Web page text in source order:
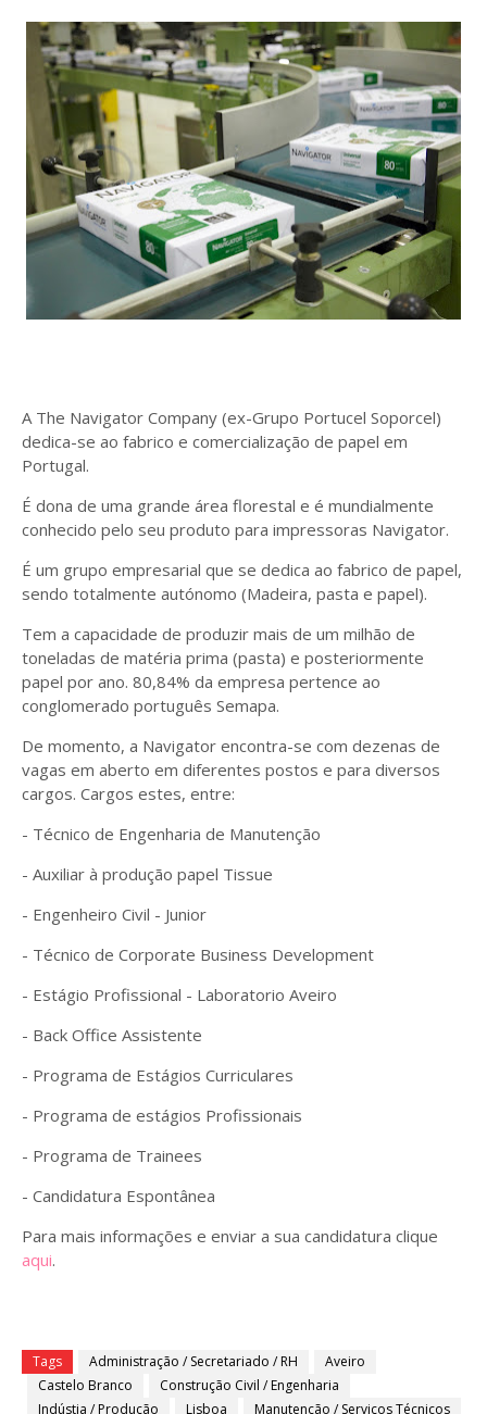
A The Navigator Company (ex-Grupo Portucel Soporcel)
dedica-se ao fabrico e comercialização de papel em
Portugal.
É dona de uma grande área florestal e é mundialmente
conhecido pelo seu produto para impressoras Navigator.
É um grupo empresarial que se dedica ao fabrico de papel,
sendo totalmente autónomo (Madeira, pasta e papel).
Tem a capacidade de produzir mais de um milhão de
toneladas de matéria prima (pasta) e posteriormente
papel por ano. 80,84% da empresa pertence ao
conglomerado português Semapa.
De momento, a Navigator encontra-se com dezenas de
vagas em aberto em diferentes postos e para diversos
cargos. Cargos estes, entre:
- Técnico de Engenharia de Manutenção
- Auxiliar à produção papel Tissue
- Engenheiro Civil - Junior
- Técnico de Corporate Business Development
- Estágio Profissional - Laboratorio Aveiro
- Back Office Assistente
- Programa de Estágios Curriculares
- Programa de estágios Profissionais
- Programa de Trainees
- Candidatura Espontânea
Para mais informações e enviar a sua candidatura clique
aqui.
Tags Administração / Secretariado / RH
Aveiro
Castelo Branco
Construção Civil / Engenharia
Indústia / Produção
Lisboa Manutenção / Serviços Técnicos